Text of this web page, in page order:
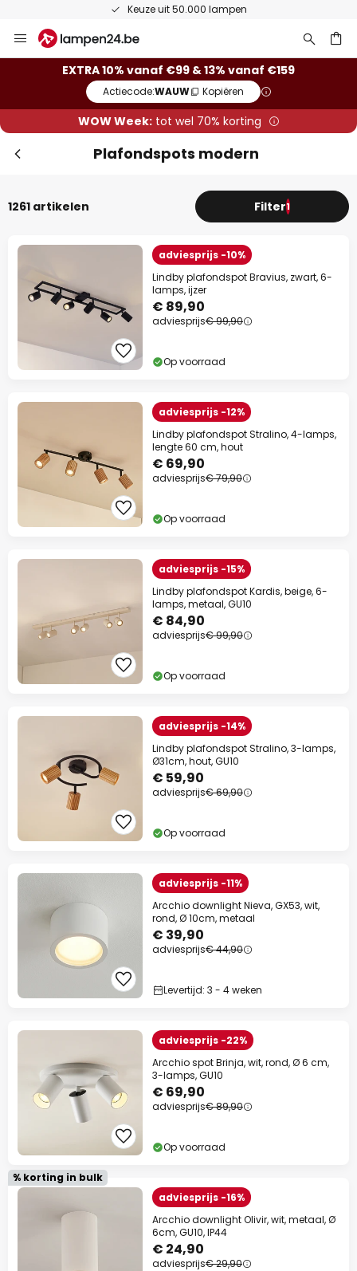
Keuze uit 50.000 lampen
naar
EXTRA 10% vanaf €99 & 13% vanaf €159
Actiecode:WAUW Kopiëren
WOW Week:tot wel 70% korting
Plafondspots modern
1261 artikelen Filter1
adviesprijs -10%
Lindby plafondspot Bravius, zwart, 6-
lamps, ijzer
€ 89,90
adviesprijs€ 99,90
Op voorraad
adviesprijs -12%
Lindby plafondspot Stralino, 4-lamps,
lengte 60 cm, hout
€ 69,90
adviesprijs€ 79,90
Op voorraad
adviesprijs -15%
Lindby plafondspot Kardis, beige, 6-
lamps, metaal, GU10
€ 84,90
adviesprijs€ 99,90
Op voorraad
adviesprijs -14%
Lindby plafondspot Stralino, 3-lamps,
Ø31cm, hout, GU10
€ 59,90
adviesprijs€ 69,90
Op voorraad
adviesprijs -11%
Arcchio downlight Nieva, GX53, wit,
rond, Ø 10cm, metaal
€ 39,90
adviesprijs€ 44,90
Levertijd: 3 - 4 weken
adviesprijs -22%
Arcchio spot Brinja, wit, rond, Ø 6 cm,
3-lamps, GU10
€ 69,90
adviesprijs€ 89,90
Op voorraad
% korting in bulk
adviesprijs -16%
Arcchio downlight Olivir, wit, metaal, Ø
6cm, GU10, IP44
€ 24,90
adviesprijs€ 29,90
Extra korting
10% kortingvanaf €99
13% kortingvanaf €159
op bijna alles*
Nu besparen
*Uitgesloten merken